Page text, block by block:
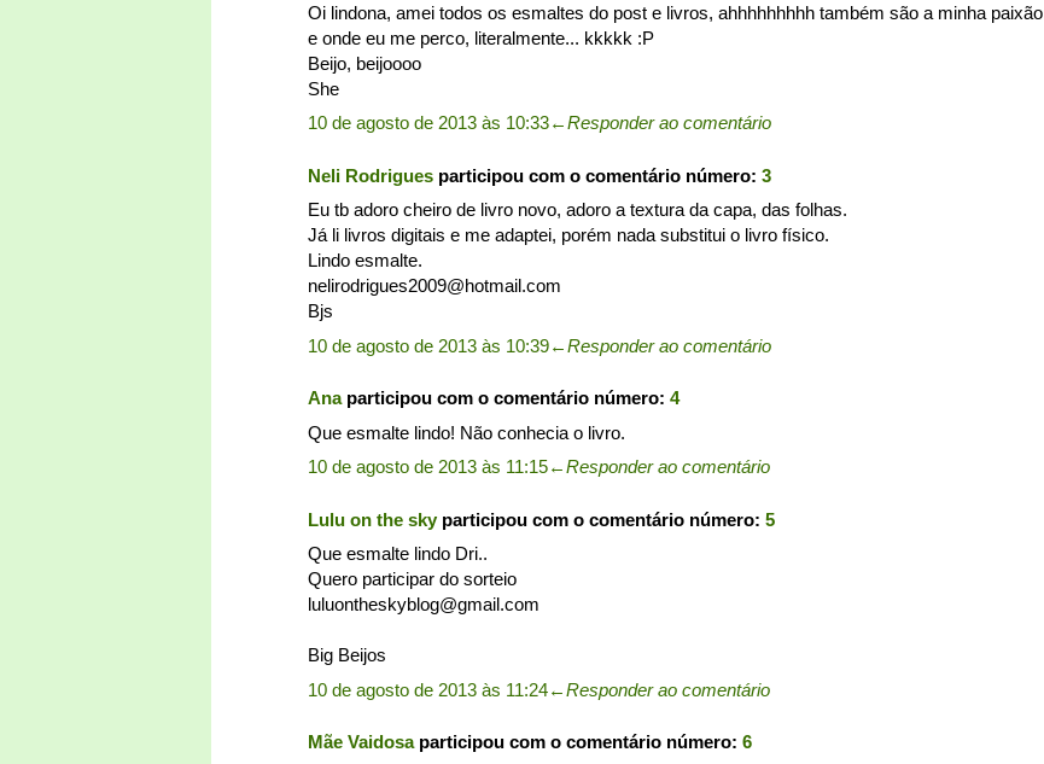
Oi lindona, amei todos os esmaltes do post e livros, ahhhhhhhhh também são a minha paixão
e onde eu me perco, literalmente... kkkkk :P
Beijo, beijoooo
She
10 de agosto de 2013 às 10:33←Responder ao comentário
Neli Rodrigues participou com o comentário número: 3
Eu tb adoro cheiro de livro novo, adoro a textura da capa, das folhas.
Já li livros digitais e me adaptei, porém nada substitui o livro físico.
Lindo esmalte.
nelirodrigues2009@hotmail.com
Bjs
10 de agosto de 2013 às 10:39←Responder ao comentário
Anaparticipou com o comentário número: 4
Que esmalte lindo! Não conhecia o livro.
10 de agosto de 2013 às 11:15←Responder ao comentário
Lulu on the skyparticipou com o comentário número: 5
Que esmalte lindo Dri..
Quero participar do sorteio
luluontheskyblog@gmail.com
Big Beijos
10 de agosto de 2013 às 11:24←Responder ao comentário
Mãe Vaidosaparticipou com o comentário número: 6